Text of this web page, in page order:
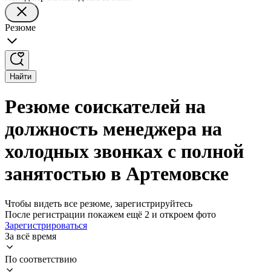
Резюме
Найти
Резюме соискателей на
должность менеджера на
холодных звонках с полной
занятостью в Артемовске
Чтобы видеть все резюме, зарегистрируйтесь
После регистрации покажем ещё 2 и откроем фото
Зарегистрироваться
За всё время
По соответствию